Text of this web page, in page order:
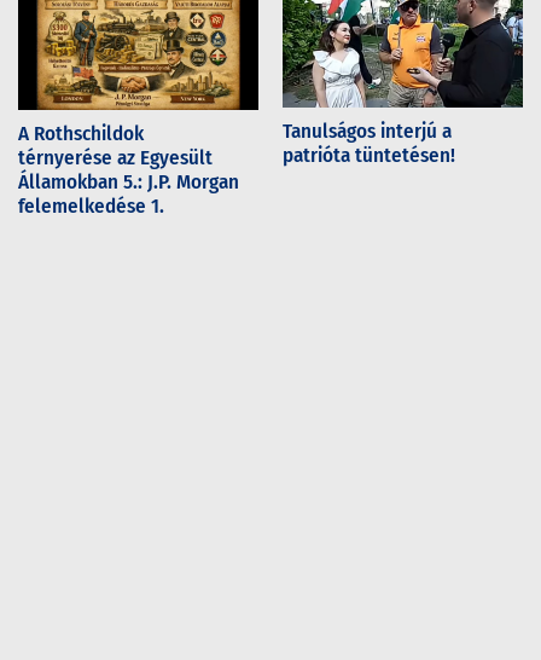
A Rothschildok
térnyerése az Egyesült
Államokban 5.: J.P. Morgan
felemelkedése 1.
Tanulságos interjú a
patrióta tüntetésen!